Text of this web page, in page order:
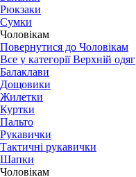
Рюкзаки
Сумки
Чоловікам
Повернутися до Чоловікам
Все у категорії Верхній одяг
Балаклави
Дощовики
Жилетки
Куртки
Пальто
Рукавички
Тактичні рукавички
Шапки
Чоловікам